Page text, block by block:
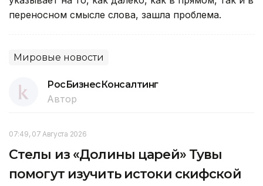
переносном смысле слова, зашла проблема.
Мировые новости
РосБизнесКонсалтинг
Автор
07:49, 07 Августа 2026
Стелы из «Долины царей» Тувы
помогут изучить истоки скифской